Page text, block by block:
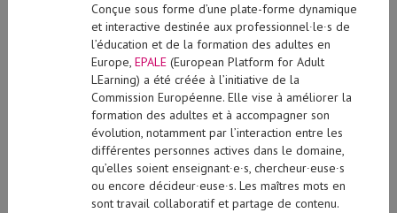
Conçue sous forme d’une plate-forme dynamique
et interactive destinée aux professionnel∙le∙s de
l’éducation et de la formation des adultes en
Europe, EPALE(European Platform for Adult
LEarning) a été créée à l’initiative de la
Commission Européenne. Elle vise à améliorer la
formation des adultes et à accompagner son
évolution, notamment par l’interaction entre les
différentes personnes actives dans le domaine,
qu’elles soient enseignant∙e∙s, chercheur∙euse∙s
ou encore décideur∙euse∙s. Les maîtres mots en
sont travail collaboratif et partage de contenu.